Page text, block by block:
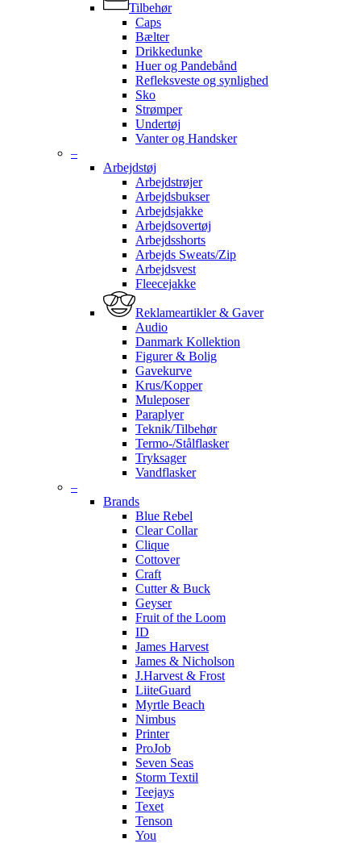
Tilbehør
Caps
Bælter
Drikkedunke
Huer og Pandebånd
Refleksveste og synlighed
Sko
Strømper
Undertøj
Vanter og Handsker
–
Arbejdstøj
Arbejdstrøjer
Arbejdsbukser
Arbejdsjakke
Arbejdsovertøj
Arbejdsshorts
Arbejds Sweats/Zip
Arbejdsvest
Fleecejakke
Reklameartikler & Gaver
Audio
Danmark Kollektion
Figurer & Bolig
Gavekurve
Krus/Kopper
Muleposer
Paraplyer
Teknik/Tilbehør
Termo-/Stålflasker
Tryksager
Vandflasker
–
Brands
Blue Rebel
Clear Collar
Clique
Cottover
Craft
Cutter & Buck
Geyser
Fruit of the Loom
ID
James Harvest
James & Nicholson
J.Harvest & Frost
LiiteGuard
Myrtle Beach
Nimbus
Printer
ProJob
Seven Seas
Storm Textil
Teejays
Texet
Tenson
You